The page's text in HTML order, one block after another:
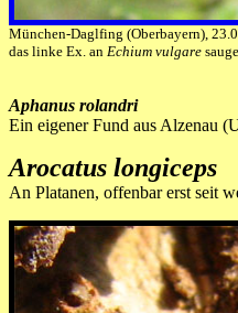
München-Daglfing (Oberbayern),
das linke Ex. an Echium vulgare
Aphanus rolandri
Ein eigener Fund aus Alzenau
Arocatus longiceps
An Platanen, offenbar erst seit